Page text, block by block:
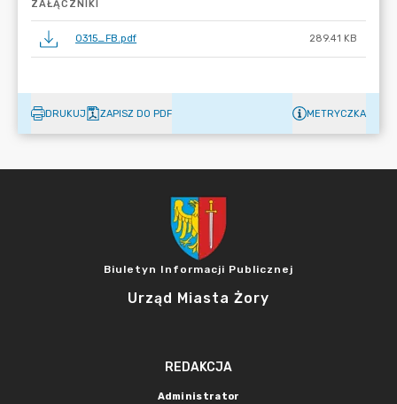
ZAŁĄCZNIKI
0315_FB.pdf 289.41 KB
DRUKUJ ZAPISZ DO PDF METRYCZKA
Biuletyn Informacji Publicznej
Urząd Miasta Żory
REDAKCJA
Administrator